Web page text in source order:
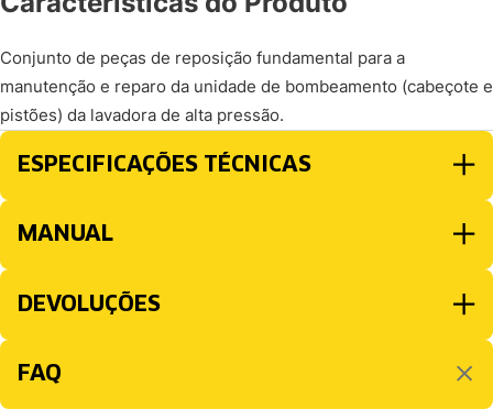
Conjunto de peças de reposição fundamental para a
manutenção e reparo da unidade de bombeamento (cabeçote e
pistões) da lavadora de alta pressão.
ESPECIFICAÇÕES TÉCNICAS
MANUAL
DEVOLUÇÕES
FAQ